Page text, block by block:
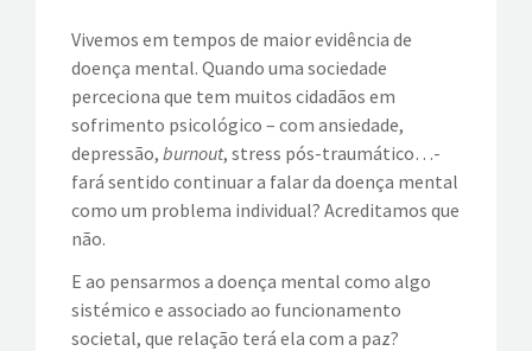
EVENTOS
VÍDEOS
CONTATOS
Vivemos em tempos de maior evidência de
doença mental. Quando uma sociedade
perceciona que tem muitos cidadãos em
sofrimento psicológico – com ansiedade,
depressão, burnout, stress pós-traumático…-
fará sentido continuar a falar da doença mental
como um problema individual? Acreditamos que
não.
E ao pensarmos a doença mental como algo
sistémico e associado ao funcionamento
societal, que relação terá ela com a paz?